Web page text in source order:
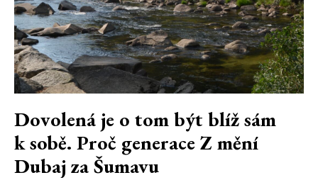
Dovolená je o tom být blíž sám
k sobě. Proč generace Z mění
Dubaj za Šumavu